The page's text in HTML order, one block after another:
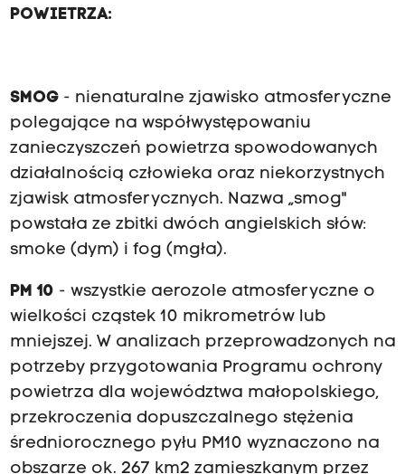
POWIETRZA:
SMOG- nienaturalne zjawisko atmosferyczne
polegające na współwystępowaniu
zanieczyszczeń powietrza spowodowanych
działal­nością człowieka oraz niekorzystnych
zjawisk atmosferycznych. Nazwa „smog"
powstała ze zbitki dwóch angielskich słów:
smoke (dym) i fog (mgła).
PM 10 - wszystkie aerozole atmosferyczne o
wielkości cząstek 10 mikrometrów lub
mniejszej. W analizach przeprowadzonych na
potrze­by przygotowania Programu ochrony
powietrza dla województwa małopolskiego,
przekroczenia dopuszczalnego stężenia
śred­niorocznego pyłu PM10 wyznaczono na
obszarze ok. 267 km2 zamieszkanym przez